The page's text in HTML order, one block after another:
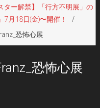
ター解禁】「行方不明展」の
月18日(金)〜開催！
恐怖心展
恐怖心展